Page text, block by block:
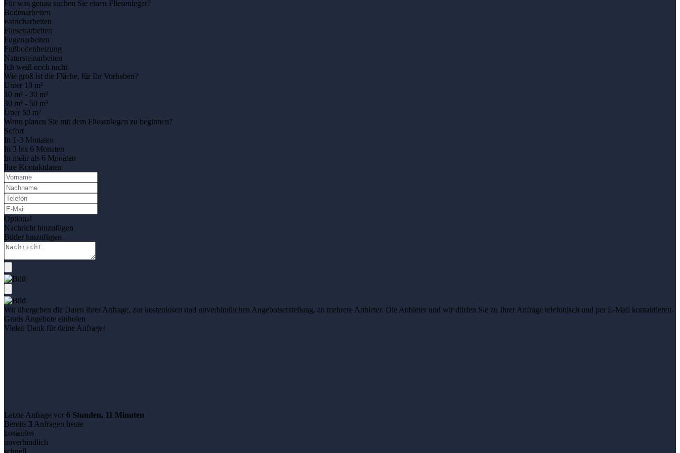
Für was genau suchen Sie einen Fliesenleger?
Bodenarbeiten
Estricharbeiten
Fliesenarbeiten
Fugenarbeiten
Fußbodenheizung
Natursteinarbeiten
Ich weiß noch nicht
Wie groß ist die Fläche, für Ihr Vorhaben?
Unter 10 m²
10 m² - 30 m²
30 m² - 50 m²
Über 50 m²
Wann planen Sie mit dem Fliesenlegen zu beginnen?
Sofort
In 1-3 Monaten
In 3 bis 6 Monaten
In mehr als 6 Monaten
Ihre Kontaktdaten
Optional
Nachricht hinzufügen
Bilder hinzufügen
Wir übergeben die Daten ihrer Anfrage, zur kostenlosen und unverbindlichen Angebotserstellung, an mehrere Anbieter. Die Anbieter und wir dürfen Sie zu Ihrer Anfrage telefonisch und per E-Mail kontaktieren.
Gratis Angebote einholen
Vielen Dank für deine Anfrage!
Letzte Anfrage vor 6 Stunden, 11 Minuten
Bereits 3 Anfragen heute
kostenlos
unverbindlich